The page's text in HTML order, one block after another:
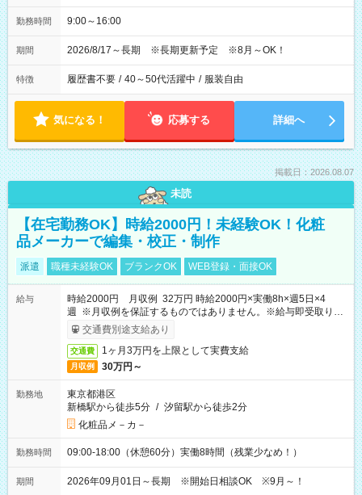
勤務時間 9:00～16:00
期間 2026/8/17～長期 ※長期更新予定 ※8月～OK！
特徴 履歴書不要 / 40～50代活躍中 / 服装自由
気になる！ 応募する 詳細へ
掲載日：2026.08.07
未読
【在宅勤務OK】時給2000円！未経験OK！化粧
品メーカーで編集・校正・制作
派遣 職種未経験OK ブランクOK WEB登録・面接OK
給与
時給2000円 月収例 32万円 時給2000円×実働8h×週5日×4
週 ※月収例を保証するものではありません。※給与即受取りサ
ービス利用可（利用条件有）
交通費別途支給あり
交通費 1ヶ月3万円を上限として実費支給
月収例 30万円～
勤務地
東京都港区
新橋駅から徒歩5分 / 汐留駅から徒歩2分
化粧品メ－カ－
勤務時間 09:00-18:00（休憩60分）実働8時間（残業少なめ！）
期間 2026年09月01日～長期 ※開始日相談OK ※9月～！